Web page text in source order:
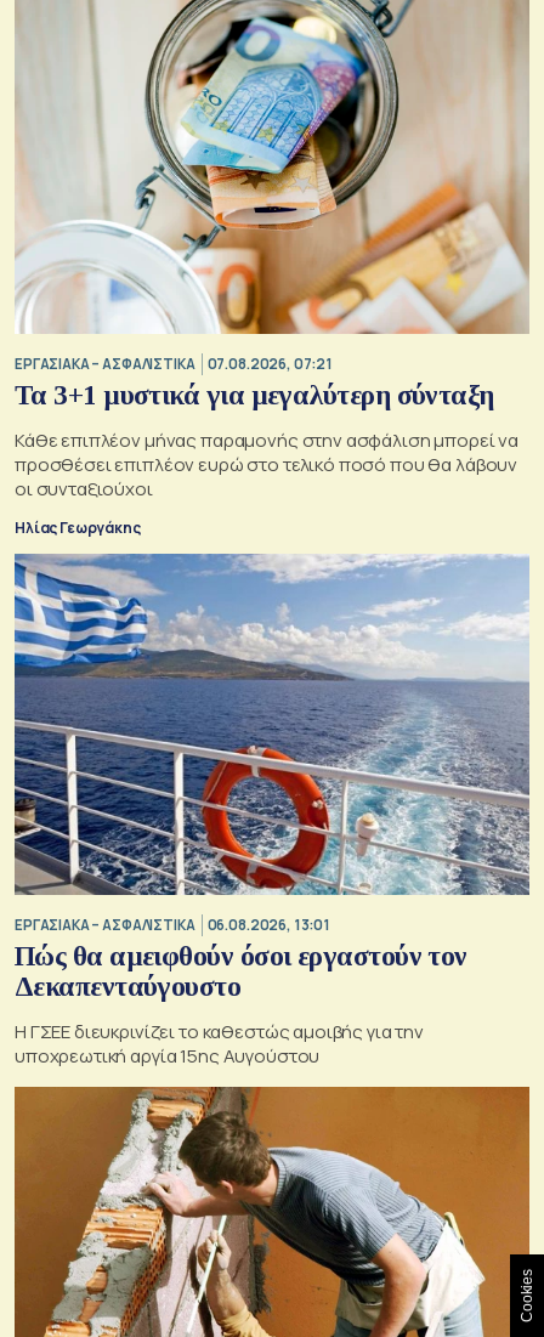
ΕΡΓΑΣΙΑΚΑ – ΑΣΦΑΛΙΣΤΙΚΑ 07.08.2026, 07:21
Τα 3+1 μυστικά για μεγαλύτερη σύνταξη
Κάθε επιπλέον μήνας παραμονής στην ασφάλιση μπορεί να
προσθέσει επιπλέον ευρώ στο τελικό ποσό που θα λάβουν
οι συνταξιούχοι
Ηλίας Γεωργάκης
ΕΡΓΑΣΙΑΚΑ – ΑΣΦΑΛΙΣΤΙΚΑ 06.08.2026, 13:01
Πώς θα αμειφθούν όσοι εργαστούν τον
Δεκαπενταύγουστο
Η ΓΣΕΕ διευκρινίζει το καθεστώς αμοιβής για την
υποχρεωτική αργία 15ης Αυγούστου
Cookies